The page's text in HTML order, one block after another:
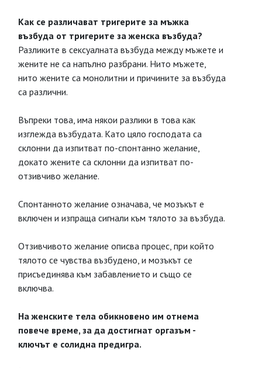
Как се различават тригерите за мъжка
възбуда от тригерите за женска възбуда?
Разликите в сексуалната възбуда между мъжете и
жените не са напълно разбрани. Нито мъжете,
нито жените са монолитни и причините за възбуда
са различни.
Въпреки това, има някои разлики в това как
изглежда възбудата. Като цяло господата са
склонни да изпитват по-спонтанно желание,
докато жените са склонни да изпитват по-
отзивчиво желание.
Спонтанното желание означава, че мозъкът е
включен и изпраща сигнали към тялото за възбуда.
Отзивчивото желание описва процес, при който
тялото се чувства възбудено, и мозъкът се
присъединява към забавлението и също се
включва.
На женските тела обикновено им отнема
повече време, за да достигнат оргазъм -
ключът е солидна предигра.